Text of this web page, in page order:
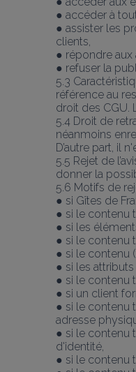
● accéder à
● assister les
clients,
● répondre aux
● refuser la
5.3
référence au
droit des CGU.
5.4 Droit de
néanmoins
D’autre part, il
5.5 Rejet de
donner la
5.6 Motifs de
● si Gîtes de
● si le contenu
● si les
● si le contenu
● si le contenu
● si les
● si le contenu
● si un client
● si le contenu
adresse
● si le contenu
d'identité,
● si le contenu